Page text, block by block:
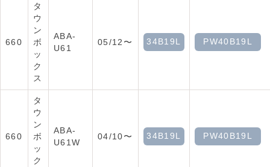
660
タ
ウ
ン
ボ
ッ
ク
ス
ABA-
U61
05/12〜 34B19L PW40B19L
660
タ
ウ
ン
ボ
ッ
ク
ABA-
U61W
04/10〜 34B19L PW40B19L